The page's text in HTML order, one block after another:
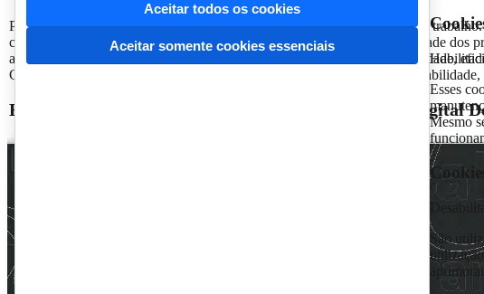
Produção inédita e colaborativa desenvolvida pelos membros do grupo de
contábil, oferecendo uma abordagem prática, acessível e alinhada à realidade dos
aplicação no dia a dia das organizações contábeis, com foco em produtividade,
CRCPR em fomentar a cultura da inovação entre os profissionais da
Baixe seu exemplar do ebook “Transformação Digital
Aceitar todos os cookies
Aceitar somente cookies essenciais
Esses
Mesmo
São